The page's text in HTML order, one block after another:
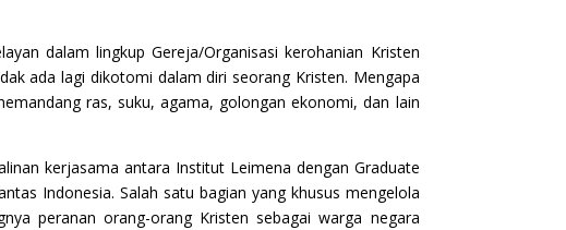
dalam lingkup Gereja/Organisasi kerohanian Kristen
ada lagi dikotomi dalam diri seorang Kristen. Mengapa
ras, suku, agama, golongan ekonomi, dan lain
kerjasama antara Institut Leimena dengan Graduate
Indonesia. Salah satu bagian yang khusus mengelola
peranan orang-orang Kristen sebagai warga negara